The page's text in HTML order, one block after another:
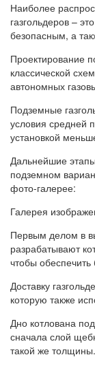
Наиболее
газгольдеров –
безопасным, а
Проектирование
классической
автономных
Подземные
условия средней
установкой
Дальнейшие
подземном
фото-галерее:
Галерея
Первым делом в
разрабатывают
чтобы
Доставку
которую также
Дно котлована
сначала слой
такой же толщины.